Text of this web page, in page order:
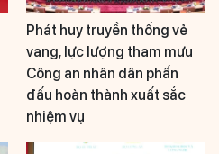
Phát huy truyền thống vẻ
vang, lực lượng tham mưu
Công an nhân dân phấn
đấu hoàn thành xuất sắc
nhiệm vụ